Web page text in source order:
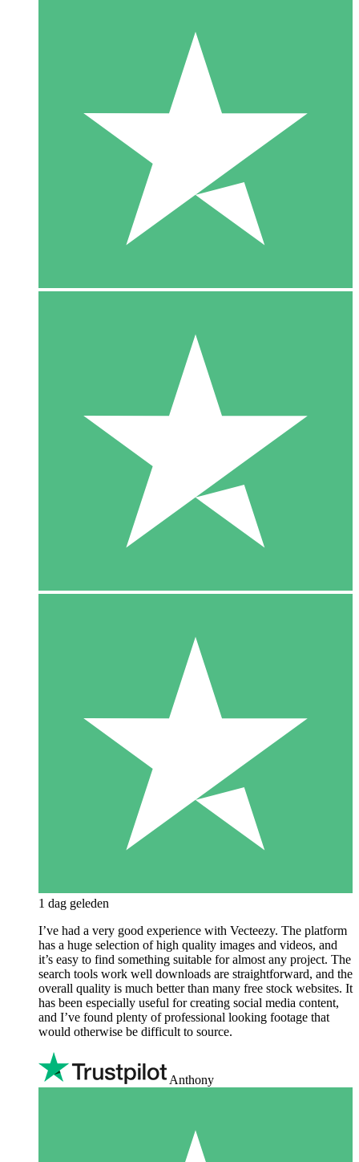
1 dag geleden
I’ve had a very good experience with Vecteezy. The platform
has a huge selection of high quality images and videos, and
it’s easy to find something suitable for almost any project. The
search tools work well downloads are straightforward, and the
overall quality is much better than many free stock websites. It
has been especially useful for creating social media content,
and I’ve found plenty of professional looking footage that
would otherwise be difficult to source.
Anthony